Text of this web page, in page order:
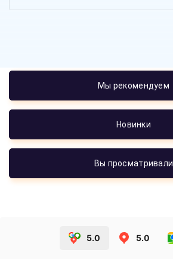
Мы рекомендуем
Новинки
Вы просматривали
5.0 5.0